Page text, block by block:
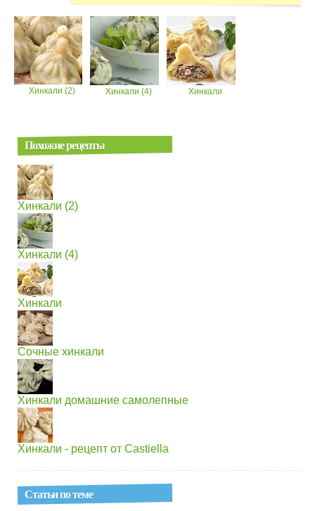
Хинкали (2) Хинкали (4) Хинкали
Похожие рецепты
Хинкали (2)
Хинкали (4)
Хинкали
Сочные хинкали
Хинкали домашние самолепные
Хинкали - рецепт от Castiella
Статьи по теме